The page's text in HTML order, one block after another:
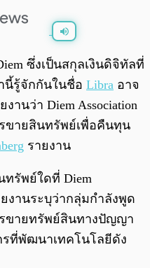
/ 0:00
ซึ่งเป็นสกุลเงินดิจิทัลที่
นี้รู้จักกันในชื่อ Libra อาจ
านว่า Diem Association
ขายสินทรัพย์เพื่อคืนทุน
รายงาน
ทรัพย์ใดที่ Diem
ยงานระบุว่ากลุ่มกำลังพูด
ขายทรัพย์สินทางปัญญา
ที่พัฒนาเทคโนโลยีดัง